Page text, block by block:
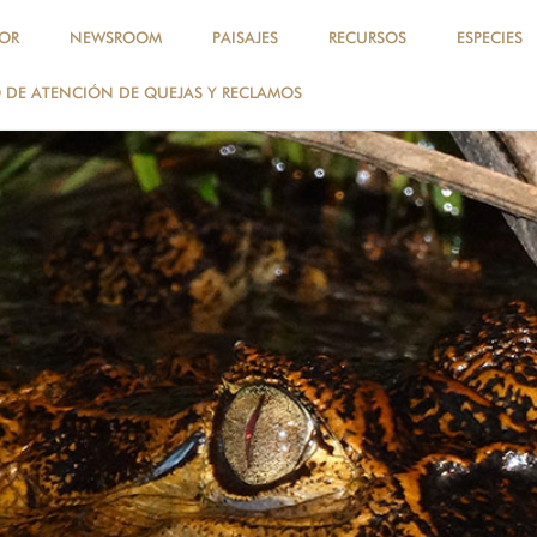
NEWSROOM PAISAJES RECURSOS ESPECIES
ATENCIÓN DE QUEJAS Y RECLAMOS